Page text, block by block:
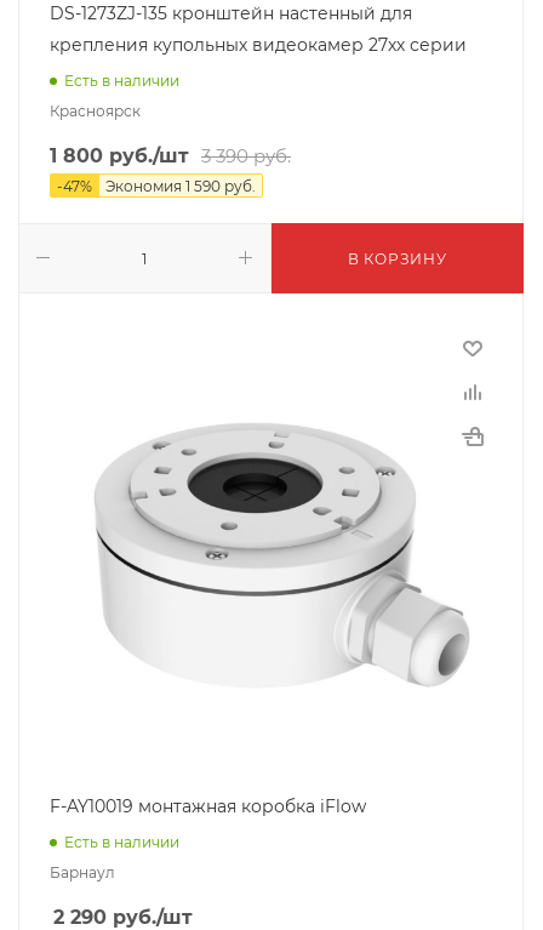
DS-1273ZJ-135 кронштейн настенный для
крепления купольных видеокамер 27хх серии
Есть в наличии
Красноярск
1 800 руб./шт 3 390руб.
-47% Экономия 1 590 руб.
В КОРЗИНУ
F-AY10019 монтажная коробка iFlow
Есть в наличии
Барнаул
2 290 руб./шт